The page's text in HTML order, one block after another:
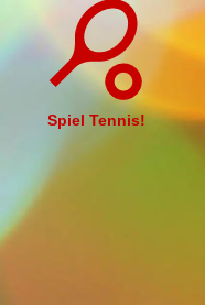
Spiel Tennis!